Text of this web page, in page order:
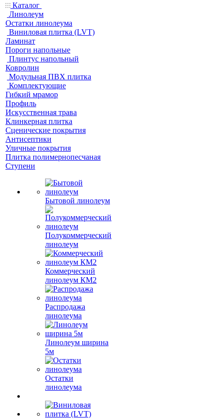
Каталог
Линолеум
Остатки линолеума
Виниловая плитка (LVT)
Ламинат
Пороги напольные
Плинтус напольный
Ковролин
Модульная ПВХ плитка
Комплектующие
Гибкий мрамор
Профиль
Искусственная трава
Клинкерная плитка
Сценические покрытия
Антисептики
Уличные покрытия
Плитка полимернопесчаная
Ступени
Бытовой линолеум
Полукоммерческий
линолеум
Коммерческий
линолеум КМ2
Распродажа
линолеума
Линолеум ширина
5м
Остатки
линолеума